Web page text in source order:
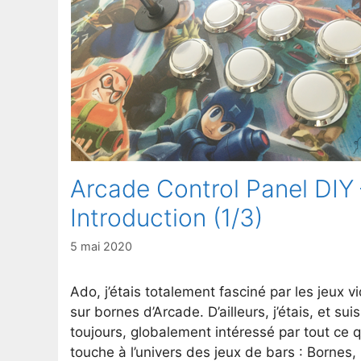
Arcade Control Panel DIY
Introduction (1/3)
5 mai 2020
Ado, j’étais totalement fasciné par les jeux
sur bornes d’Arcade. D’ailleurs, j’étais, et suis
toujours, globalement intéressé par tout ce
touche à l’univers des jeux de bars : Bornes,